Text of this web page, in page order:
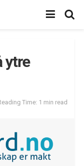
ytre
Time: 1 min read